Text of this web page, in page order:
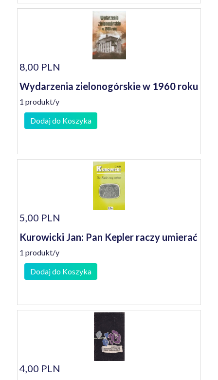
8,00 PLN
Wydarzenia zielonogórskie w 1960 roku
1 produkt/y
Dodaj do Koszyka
5,00 PLN
Kurowicki Jan: Pan Kepler raczy umierać
1 produkt/y
Dodaj do Koszyka
4,00 PLN